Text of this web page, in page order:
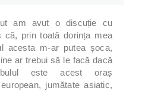
am avut o discuție cu
prin toată dorința mea
acesta m-ar putea șoca,
ar trebui să le facă dacă
este acest oraș
jumătate asiatic,